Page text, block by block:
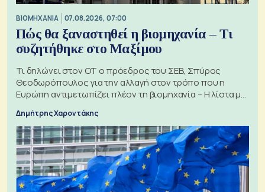
ΒΙΟΜΗΧΑΝΙΑ 07.08.2026, 07:00
Πώς θα ξαναστηθεί η βιομηχανία – Τι
συζητήθηκε στο Μαξίμου
Τι δηλώνει στον ΟΤ ο πρόεδρος του ΣΕΒ, Σπύρος
Θεοδωρόπουλος για την αλλαγή στον τρόπο που η
Ευρώπη αντιμετωπίζει πλέον τη βιομηχανία – Η λίστα με
Δημήτρης Χαροντάκης